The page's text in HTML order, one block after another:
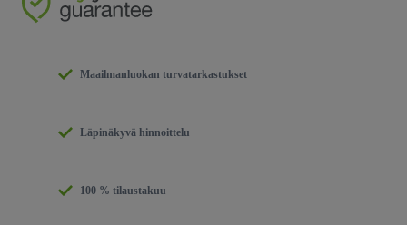
Maailmanluokan turvatarkastukset
Läpinäkyvä hinnoittelu
100 % tilaustakuu